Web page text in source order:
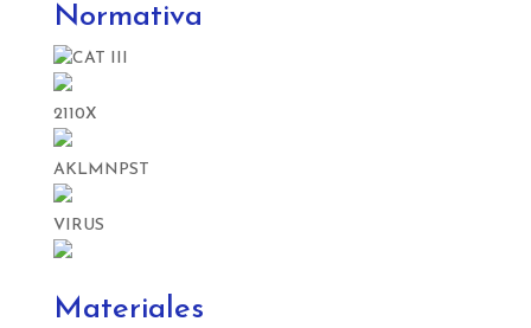
Normativa
2110X
AKLMNPST
VIRUS
Materiales